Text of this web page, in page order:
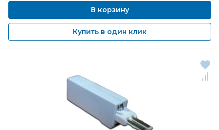
В корзину
Купить в один клик